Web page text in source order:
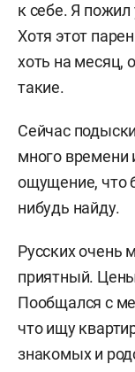
к себе. Я пожил
Хотя этот
хоть на месяц,
такие.
Сейчас
много времени
ощущение, что
нибудь найду.
Русских очень
приятный.
Пообщался с
что ищу
знакомых и